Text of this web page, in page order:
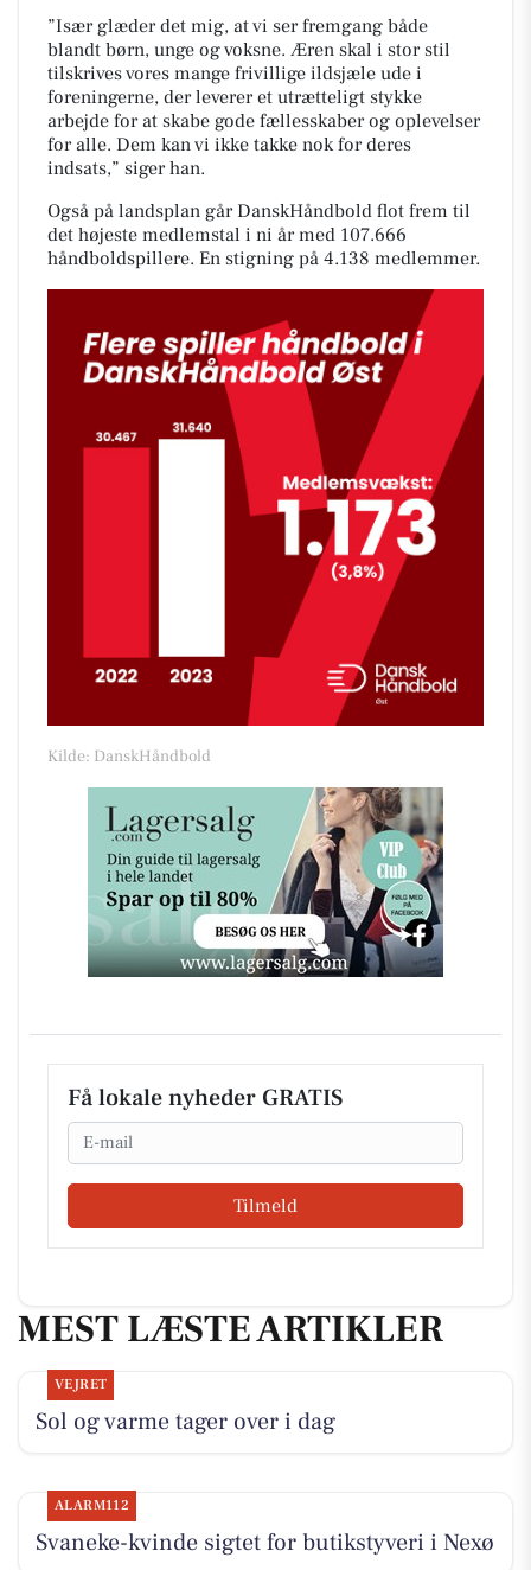
”Især glæder det mig, at vi ser fremgang både
blandt børn, unge og voksne. Æren skal i stor stil
tilskrives vores mange frivillige ildsjæle ude i
foreningerne, der leverer et utrætteligt stykke
arbejde for at skabe gode fællesskaber og oplevelser
for alle. Dem kan vi ikke takke nok for deres
indsats,” siger han.
Også på landsplan går DanskHåndbold flot frem til
det højeste medlemstal i ni år med 107.666
håndboldspillere. En stigning på 4.138 medlemmer.
Kilde: DanskHåndbold
Få lokale nyheder GRATIS
Email
Tilmeld
MEST LÆSTE ARTIKLER
VEJRET
Sol og varme tager over i dag
ALARM112
Svaneke-kvinde sigtet for butikstyveri i Nexø